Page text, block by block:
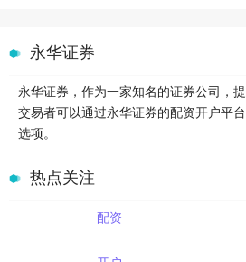
永华证券
永华证券，作为一家知名的证券公司，
交易者可以通过永华证券的配资开户平
选项。
热点关注
配资